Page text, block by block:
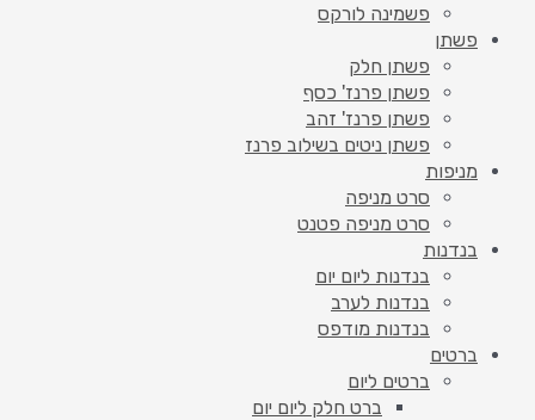
פשמינה לורקס
פשתן
פשתן חלק
פשתן פרנז' כסף
פשתן פרנז' זהב
פשתן ניטים בשילוב פרנז
מניפות
סרט מניפה
סרט מניפה פטנט
בנדנות
בנדנות ליום יום
בנדנות לערב
בנדנות מודפס
ברטים
ברטים ליום
ברט חלק ליום יום